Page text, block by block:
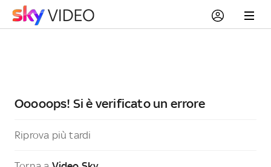
Ooooops! Si è verificato un errore
Riprova più tardi